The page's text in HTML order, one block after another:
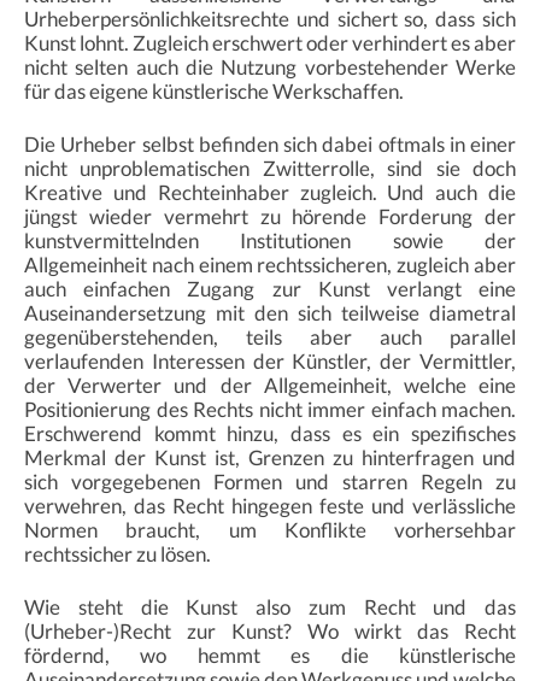
Urheberpersönlichkeitsrechte und sichert so, dass sich
Kunst lohnt. Zugleich erschwert oder verhindert es aber
nicht selten auch die Nutzung vorbestehender Werke
für das eigene künstlerische Werkschaffen.
Die Urheber selbst befinden sich dabei oftmals in einer
nicht unproblematischen Zwitterrolle, sind sie doch
Kreative und Rechteinhaber zugleich. Und auch die
jüngst wieder vermehrt zu hörende Forderung der
kunstvermittelnden Institutionen sowie der
Allgemeinheit nach einem rechtssicheren, zugleich aber
auch einfachen Zugang zur Kunst verlangt eine
Auseinandersetzung mit den sich teilweise diametral
gegenüberstehenden, teils aber auch parallel
verlaufenden Interessen der Künstler, der Vermittler,
der Verwerter und der Allgemeinheit, welche eine
Positionierung des Rechts nicht immer einfach machen.
Erschwerend kommt hinzu, dass es ein spezifisches
Merkmal der Kunst ist, Grenzen zu hinterfragen und
sich vorgegebenen Formen und starren Regeln zu
verwehren, das Recht hingegen feste und verlässliche
Normen braucht, um Konflikte vorhersehbar
rechtssicher zu lösen.
Wie steht die Kunst also zum Recht und das
(Urheber-)Recht zur Kunst? Wo wirkt das Recht
fördernd, wo hemmt es die künstlerische